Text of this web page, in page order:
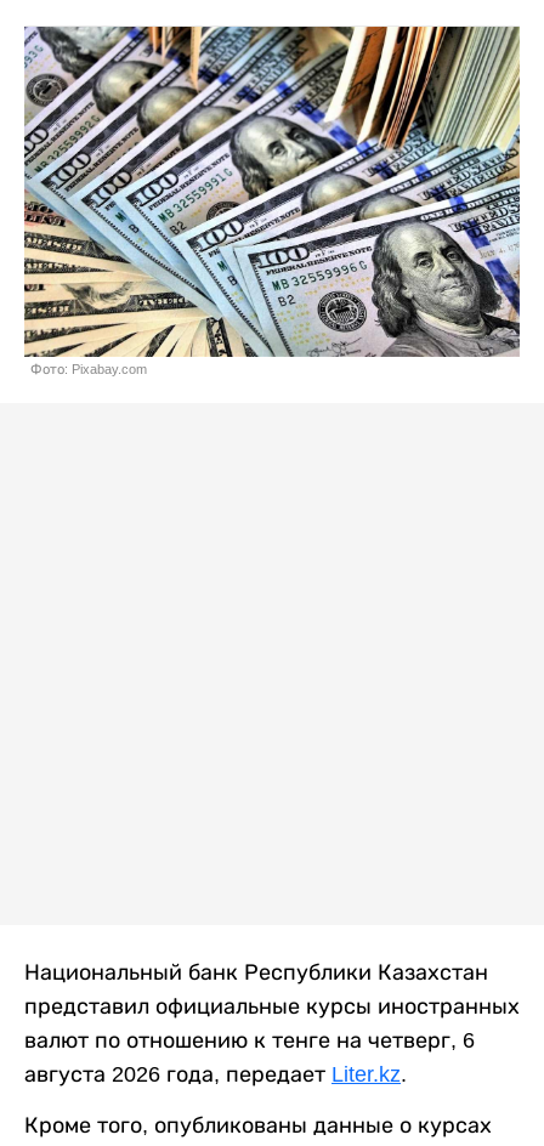
Фото: Pixabay.com
Национальный банк Республики Казахстан
представил официальные курсы иностранных
валют по отношению к тенге на четверг, 6
августа 2026 года, передает Liter.kz.
Кроме того, опубликованы данные о курсах